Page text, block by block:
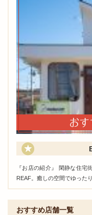
『お店の紹介』 閑静な住宅
REAF。癒しの空間でゆった
おすすめ店舗一覧